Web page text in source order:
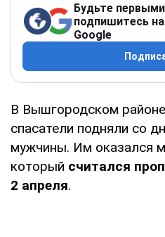
Будьте
подпишитесь
Google
В Вышгородском
спасатели подняли со
мужчины. Им оказался
который считался
2 апреля.